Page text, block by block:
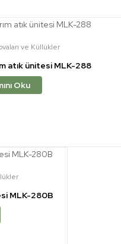
ve Küllükler
atık ünitesi MLK-288
Oku
MLK-280B